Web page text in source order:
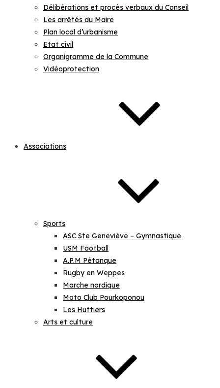
Délibérations et procès verbaux du Conseil
Les arrêtés du Maire
Plan local d’urbanisme
Etat civil
Organigramme de la Commune
Vidéoprotection
Associations
Sports
ASC Ste Geneviève – Gymnastique
USM Football
A.P.M Pétanque
Rugby en Weppes
Marche nordique
Moto Club Pourkoponou
Les Huttiers
Arts et culture